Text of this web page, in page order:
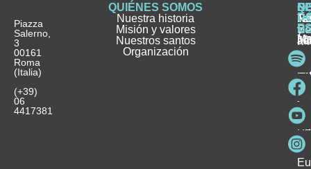
Piazza
Salerno,
3
00161
Roma
(Italia)
(+39)
06
4417381
QUIÉNES SOMOS
Nuestra historia
Misión y valores
Nuestros santos
Organización
e
y
y